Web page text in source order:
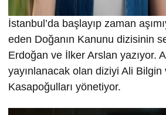
İstanbul’da başlayıp zaman
eden Doğanın Kanunu dizisinin
Erdoğan ve İlker Arslan yazıyor.
yayınlanacak olan diziyi Ali
Kasapoğulları yönetiyor.